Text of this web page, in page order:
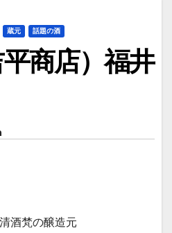
蔵元 話題の酒
商店）福井
酒梵の醸造元